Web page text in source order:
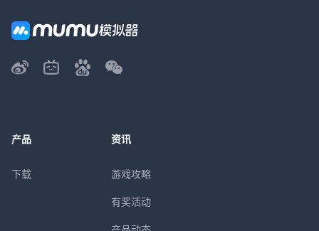
产品
下载
资讯
游戏攻略
有奖活动